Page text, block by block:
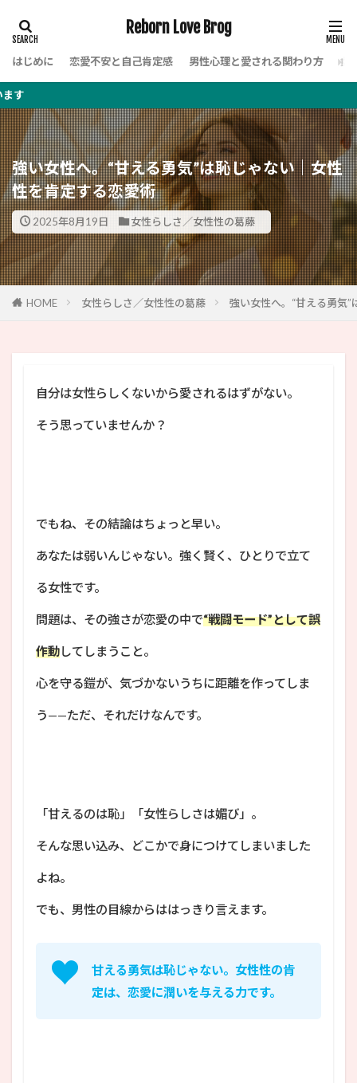
Reborn Love Brog
はじめに 恋愛不安と自己肯定感 男性心理と愛される関わり方 女
強い女性へ。“甘える勇気”は恥じゃない｜女性
性を肯定する恋愛術
2025年8月19日 女性らしさ／女性性の葛藤
HOME 女性らしさ／女性性の葛藤 強い女性へ。“甘える勇気
自分は女性らしくないから愛されるはずがない。
そう思っていませんか？
でもね、その結論はちょっと早い。
あなたは弱いんじゃない。強く賢く、ひとりで立て
る女性です。
問題は、その強さが恋愛の中で“戦闘モード”として誤
作動してしまうこと。
心を守る鎧が、気づかないうちに距離を作ってしま
う——ただ、それだけなんです。
「甘えるのは恥」「女性らしさは媚び」。
そんな思い込み、どこかで身につけてしまいました
よね。
でも、男性の目線からははっきり言えます。
甘える勇気は恥じゃない。女性性の肯
定は、恋愛に潤いを与える力です。